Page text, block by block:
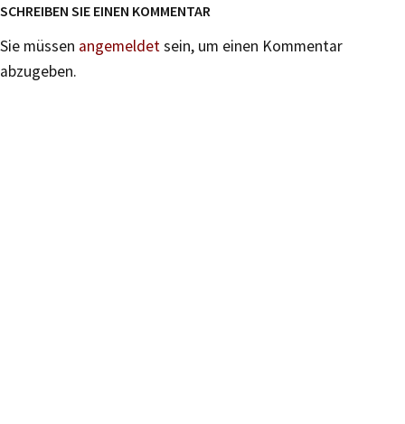
SCHREIBEN SIE EINEN KOMMENTAR
Sie müssen angemeldetsein, um einen Kommentar
abzugeben.